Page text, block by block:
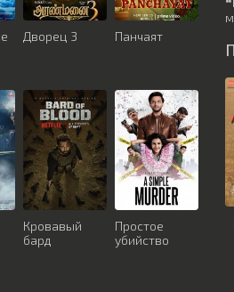
Дворец 3 Панчаят
Кровавый
бард
Простое
убийство